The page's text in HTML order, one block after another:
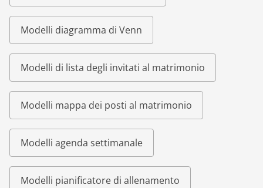
Modelli diagramma di Venn
Modelli di lista degli invitati al matrimonio
Modelli mappa dei posti al matrimonio
Modelli agenda settimanale
Modelli pianificatore di allenamento